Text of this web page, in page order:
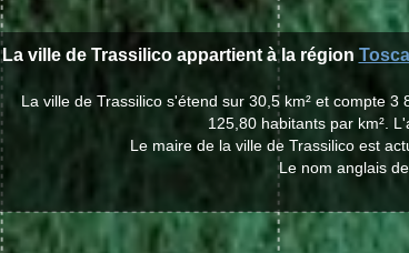
La ville de Trassilico appartient à la région
La ville de Trassilico s'étend sur 30,5 km² et compte
125,80 habitants par km².
Le maire de la ville de Trassilico est
Le nom anglais